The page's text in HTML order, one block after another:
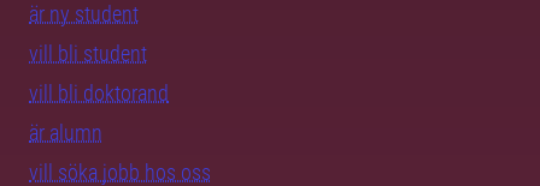
är ny student
vill bli student
vill bli doktorand
är alumn
vill söka jobb hos oss